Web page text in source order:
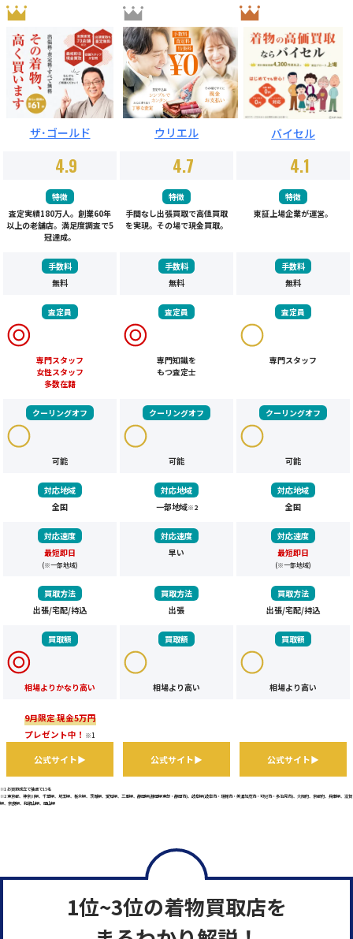
ザ･ゴールド ウリエル バイセル
4.9 4.7 4.1
特徴
査定実績180万人。創業60年
以上の老舗店。満足度調査で5
冠達成。
特徴
手間なし出張買取で高値買取
を実現。その場で現金買取。
特徴
東証上場企業が運営。
手数料
無料
手数料
無料
手数料
無料
査定員
専門スタッフ
女性スタッフ
多数在籍
査定員
専門知識を
もつ査定士
査定員
専門スタッフ
クーリングオフ
可能
クーリングオフ
可能
クーリングオフ
可能
対応地域
全国
対応地域
一部地域※2
対応地域
全国
対応速度
最短即日
(※一部地域)
対応速度
早い
対応速度
最短即日
(※一部地域)
買取方法
出張/宅配/持込
買取方法
出張
買取方法
出張/宅配/持込
買取額
相場よりかなり高い
買取額
相場より高い
買取額
相場より高い
9月限定 現金5万円
プレゼント中！ ※1
公式サイト▶ 公式サイト▶ 公式サイト▶
※1 お買取成立で抽選で15名
※2 東京都、神奈川県、千葉県、埼玉県、栃木県、茨城県、愛知県、三重県、静岡県(静岡県東部・静岡市)、岐阜県(岐阜市・瑞穂市・美濃加茂市・可児市・多治見市)、大阪府、京都府、兵庫県、滋賀
県、奈良県、和歌山県、岡山県
1位~3位の着物買取店を